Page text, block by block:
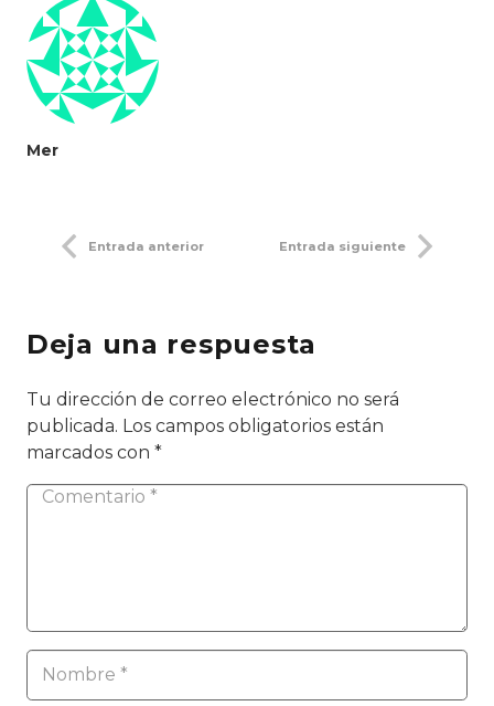
Mer
Entrada anterior Entrada siguiente
Deja una respuesta
Tu dirección de correo electrónico no será
publicada. Los campos obligatorios están
marcados con *